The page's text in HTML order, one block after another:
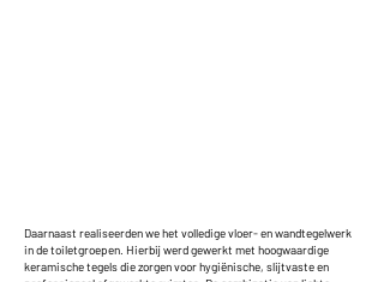
Daarnaast realiseerden we het volledige vloer- en wandtegelwerk
in de toiletgroepen. Hierbij werd gewerkt met hoogwaardige
keramische tegels die zorgen voor hygiënische, slijtvaste en